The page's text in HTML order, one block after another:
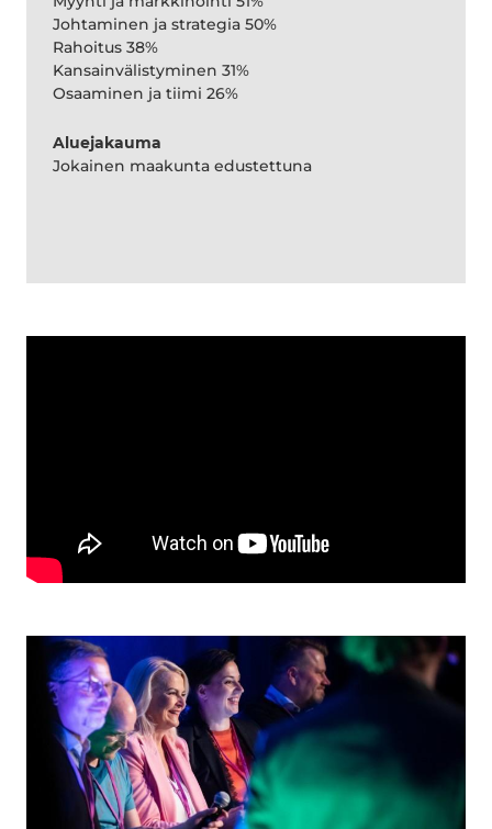
Johtaminen ja strategia 50%
Rahoitus 38%
Kansainvälistyminen 31%
Osaaminen ja tiimi 26%
Aluejakauma
Jokainen maakunta edustettuna